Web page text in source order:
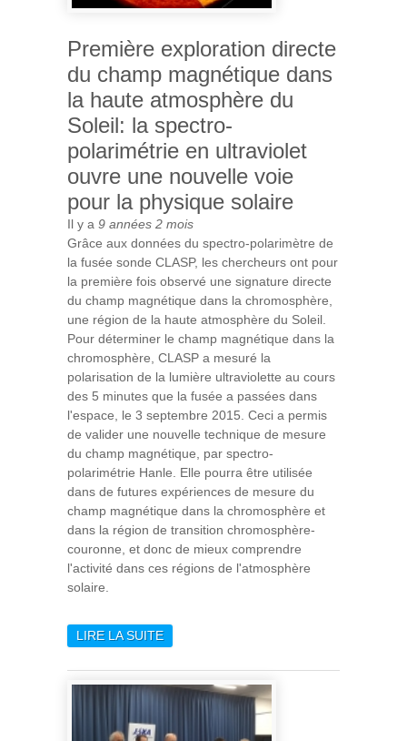
Première exploration directe
du champ magnétique dans
la haute atmosphère du
Soleil: la spectro-
polarimétrie en ultraviolet
ouvre une nouvelle voie
pour la physique solaire
Il y a 9 années 2 mois
Grâce aux données du spectro-polarimètre de
la fusée sonde CLASP, les chercheurs ont pour
la première fois observé une signature directe
du champ magnétique dans la chromosphère,
une région de la haute atmosphère du Soleil.
Pour déterminer le champ magnétique dans la
chromosphère CLASP a mesuré la
polarisation de la lumière ultraviolette au cours
des 5 minutes que la fusée a passées dans
l'espace
le 3 septembre 2015. Ceci a permis
de valider une nouvelle technique de mesure
du champ magnétique,
par spectro-
polarimétrie Hanle Elle pourra être utilisée
dans de futures expériences de mesure du
champ magnétique dans la chromosphère et
dans la région de transition chromosphère-
couronne, et donc de mieux comprendre
l'activité dans ces régions de l'atmosphère
solaire.
LIRE LA SUITEDE PREMIÈRE
CHAMP MAGNÉTIQUE DANS
LA HAUTE ATMOSPHÈRE DU
SOLEIL: LA SPECTRO-
POLARIMÉTRIE EN